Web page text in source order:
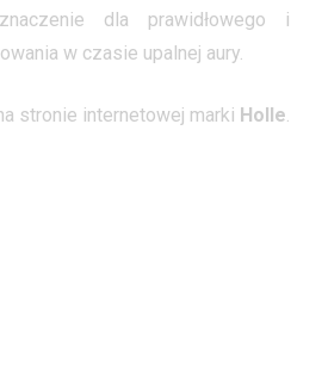
dla prawidłowego i
w czasie upalnej aury.
stronie internetowej marki Holle.